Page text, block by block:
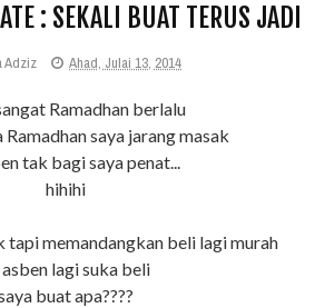
: SEKALI BUAT TERUS JADI
Adziz Ahad, Julai 13, 2014
Ramadhan berlalu
saya jarang masak
tak bagi saya penat...
hihihi
tapi memandangkan beli lagi murah
asben lagi suka beli
buat apa????